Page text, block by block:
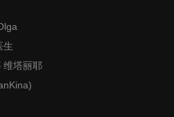
生
维塔丽耶